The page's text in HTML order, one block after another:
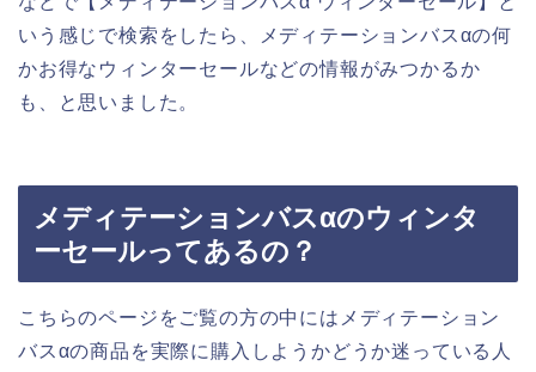
いう感じで検索をしたら、メディテーションバスαの何
かお得なウィンターセールなどの情報がみつかるか
も、と思いました。
メディテーションバスαのウィンタ
ーセールってあるの？
こちらのページをご覧の方の中にはメディテーション
バスαの商品を実際に購入しようかどうか迷っている人